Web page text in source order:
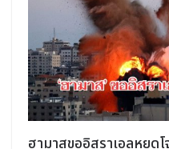
ฮามาสขออิสราเอลหยุด